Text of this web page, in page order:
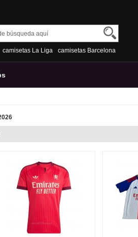
camisetas La Liga camisetas Barcelona